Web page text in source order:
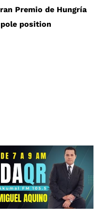
Premio de Hungría
position